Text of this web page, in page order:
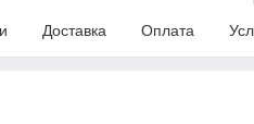
Доставка Оплата